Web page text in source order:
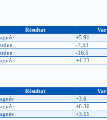
Résultat Var
+5.91
-7.53
-16.5
+4.23
Résultat Var
+3.6
+6.36
+3.11